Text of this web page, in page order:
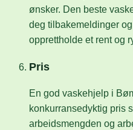
ønsker. Den beste
deg tilbakemeldinger
opprettholde et rent og
Pris
En god vaskehjelp i
konkurransedyktig pris
arbeidsmengden og